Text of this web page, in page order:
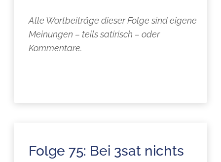
Alle Wortbeiträge dieser Folge sind eigene
Meinungen – teils satirisch – oder
Kommentare.
Folge 75: Bei 3sat nichts